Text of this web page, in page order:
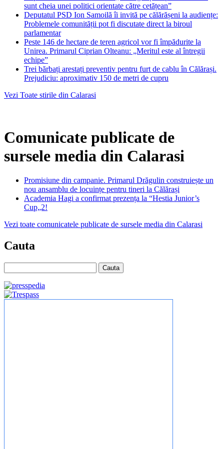
sunt cheia unei politici orientate către cetățean”
Deputatul PSD Ion Samoilă îi invită pe călărășeni la audiențe:
Problemele comunității pot fi discutate direct la biroul
parlamentar
Peste 146 de hectare de teren agricol vor fi împădurite la
Unirea. Primarul Ciprian Olteanu: „Meritul este al întregii
echipe”
Trei bărbați arestați preventiv pentru furt de cablu în Călărași.
Prejudiciu: aproximativ 150 de metri de cupru
Vezi Toate stirile din Calarasi
Comunicate publicate de
sursele media din Calarasi
Promisiune din campanie. Primarul Drăgulin construiește un
nou ansamblu de locuințe pentru tineri la Călărași
Academia Hagi a confirmat prezența la “Hestia Junior’s
Cup„2!
Vezi toate comunicatele publicate de sursele media din Calarasi
Cauta